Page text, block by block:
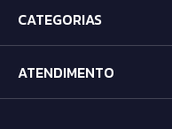
CATEGORIAS
ATENDIMENTO